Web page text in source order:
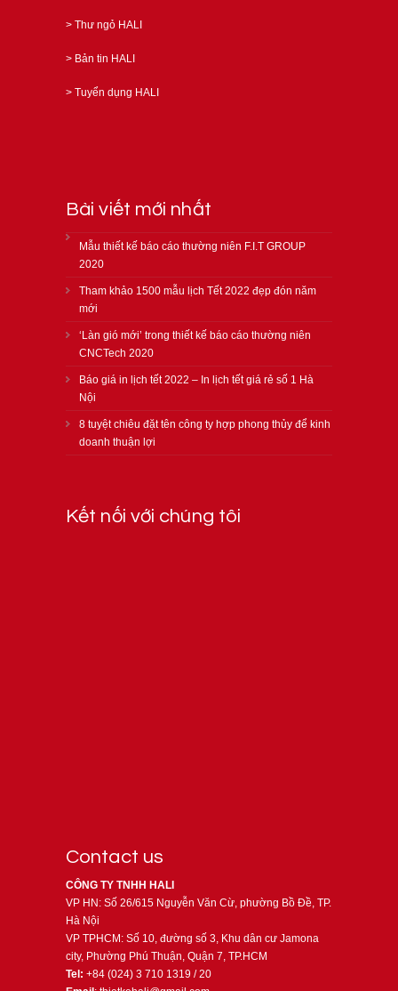
> Thư ngỏ HALI
> Bản tin HALI
> Tuyển dụng HALI
Bài viết mới nhất
Mẫu thiết kế báo cáo thường niên F.I.T GROUP
2020
Tham khảo 1500 mẫu lịch Tết 2022 đẹp đón năm
mới
‘Làn gió mới’ trong thiết kế báo cáo thường niên
CNCTech 2020
Báo giá in lịch tết 2022 – In lịch tết giá rẻ số 1 Hà
Nội
8 tuyệt chiêu đặt tên công ty hợp phong thủy để kinh
doanh thuận lợi
Kết nối với chúng tôi
Contact us
CÔNG TY TNHH HALI
VP HN: Số 26/615 Nguyễn Văn Cừ, phường Bồ Đề, TP.
Hà Nội
VP TPHCM: Số 10, đường số 3, Khu dân cư Jamona
city, Phường Phú Thuận, Quận 7, TP.HCM
Tel: +84 (024) 3 710 1319 / 20